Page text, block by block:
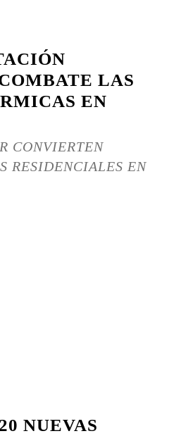
LAS
EN
CONVIERTEN
RESIDENCIALES EN
NUEVAS